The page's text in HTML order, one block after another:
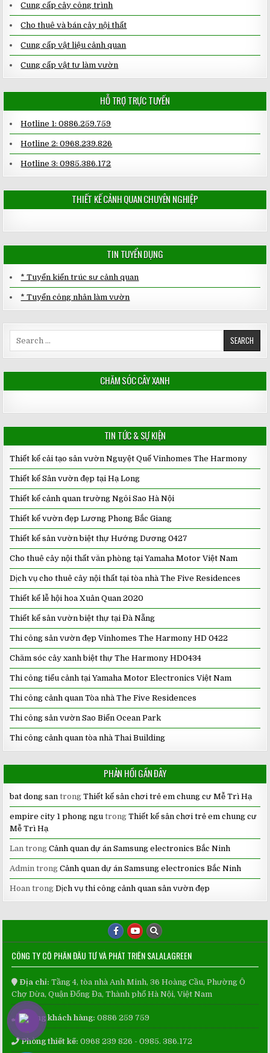
Cung cấp cây công trình
Cho thuê và bán cây nội thất
Cung cấp vật liệu cảnh quan
Cung cấp vật tư làm vườn
HỖ TRỢ TRỰC TUYẾN
Hotline 1: 0886.259.759
Hotline 2: 0968.239.826
Hotline 3: 0985.386.172
THIẾT KẾ CẢNH QUAN CHUYÊN NGHIỆP
TIN TUYỂN DỤNG
* Tuyển kiến trúc sư cảnh quan
* Tuyển công nhân làm vườn
CHĂM SÓC CÂY XANH
TIN TỨC & SỰ KIỆN
Thiết kế cải tạo sân vườn Nguyệt Quế Vinhomes The Harmony
Thiết kế Sân vườn đẹp tại Hạ Long
Thiết kế cảnh quan trường Ngôi Sao Hà Nội
Thiết kế vườn đẹp Lương Phong Bắc Giang
Thiết kế sân vườn biệt thự Hướng Dương 0427
Cho thuê cây nội thất văn phòng tại Yamaha Motor Việt Nam
Dịch vụ cho thuê cây nội thất tại tòa nhà The Five Residences
Thiết kế lễ hội hoa Xuân Quan 2020
Thiết kế sân vườn biệt thự tại Đà Nẵng
Thi công sân vườn đẹp Vinhomes The Harmony HD 0422
Chăm sóc cây xanh biệt thự The Harmony HD0434
Thi công tiểu cảnh tại Yamaha Motor Electronics Việt Nam
Thi công cảnh quan Tòa nhà The Five Residences
Thi công sân vườn Sao Biển Ocean Park
Thi công cảnh quan tòa nhà Thai Building
PHẢN HỒI GẦN ĐÂY
bat dong san trongThiết kế sân chơi trẻ em chung cư Mễ Trì Hạ
empire city 1 phong ngu trongThiết kế sân chơi trẻ em chung cư
Mễ Trì Hạ
Lan trongCảnh quan dự án Samsung electronics Bắc Ninh
Admin trongCảnh quan dự án Samsung electronics Bắc Ninh
Hoan trongDịch vụ thi công cảnh quan sân vườn đẹp
CÔNG TY CỔ PHẦN ĐẦU TƯ VÀ PHÁT TRIỂN SALALAGREEN
Địa chỉ: Tầng 4, tòa nhà Anh Minh, 36 Hoàng Cầu, Phường Ô
Chợ Dừa, Quận Đống Đa, Thành phố Hà Nội, Việt Nam
Phòng khách hàng: 0886 259 759
Phòng thiết kế: 0968 239 826 - 0985. 386.172